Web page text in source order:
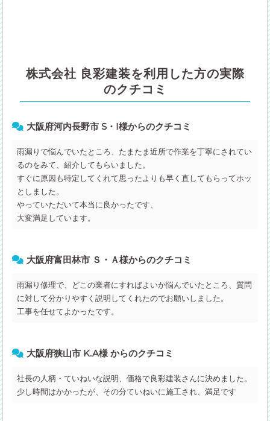
株式会社 良彩建装を利用した方の実際
のクチコミ
大阪府河内長野市 S・I様からのクチコミ
雨漏りで悩んでいたところ、たまたま近所で作業を丁寧にされてい
るのをみて、紹介してもらいました。
すぐに原因も特定してくれて思ったよりも早く直してもらってホッ
としました。
やっていただいて本当に良かったです、
大変満足しています。
大阪府富田林市 Ｓ・Ａ様からのクチコミ
雨漏り修理で、どこの業者にすればよいか悩んでいたところ、質問
に対して分かりやすく説明してくれたのでお願いしました。
工事を任せてよかったです。
大阪府狭山市 K.A様 からのクチコミ
社長の人柄・ていねいな説明、価格で良彩建装さんに決めました。
少し時間はかかったが、その分ていねいに施工され、満足です